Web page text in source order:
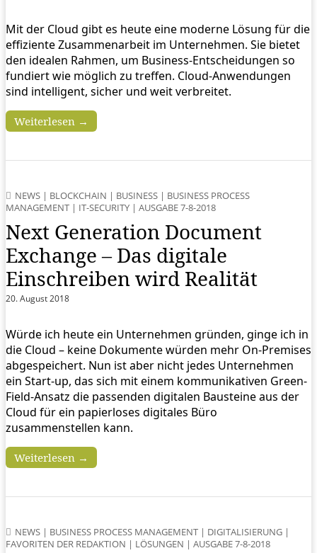
Mit der Cloud gibt es heute eine moderne Lösung für die
effiziente Zusammenarbeit im Unternehmen. Sie bietet
den idealen Rahmen, um Business-Entscheidungen so
fundiert wie möglich zu treffen. Cloud-Anwendungen
sind intelligent, sicher und weit verbreitet.
Weiterlesen →
NEWS | BLOCKCHAIN | BUSINESS | BUSINESS PROCESS
MANAGEMENT | IT-SECURITY | AUSGABE 7-8-2018
Next Generation Document
Exchange – Das digitale
Einschreiben wird Realität
20. August 2018
Würde ich heute ein Unternehmen gründen, ginge ich in
die Cloud – keine Dokumente würden mehr On-Premises
abgespeichert. Nun ist aber nicht jedes Unternehmen
ein Start-up, das sich mit einem kommunikativen Green-
Field-Ansatz die passenden digitalen Bausteine aus der
Cloud für ein papierloses digitales Büro
zusammenstellen kann.
Weiterlesen →
NEWS | BUSINESS PROCESS MANAGEMENT | DIGITALISIERUNG |
FAVORITEN DER REDAKTION | LÖSUNGEN | AUSGABE 7-8-2018